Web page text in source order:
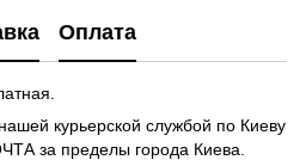
Оплата
курьерской службой по Киеву
за пределы города Киева.